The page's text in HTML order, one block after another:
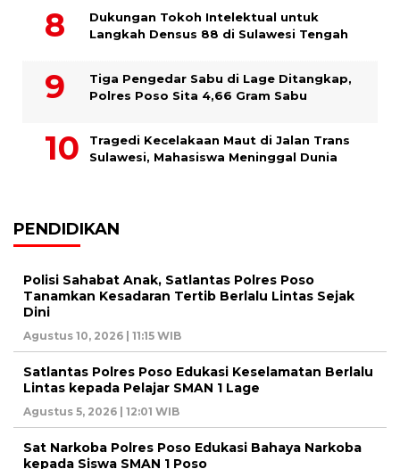
Dukungan Tokoh Intelektual untuk
Langkah Densus 88 di Sulawesi Tengah
Tiga Pengedar Sabu di Lage Ditangkap,
Polres Poso Sita 4,66 Gram Sabu
Tragedi Kecelakaan Maut di Jalan Trans
Sulawesi, Mahasiswa Meninggal Dunia
PENDIDIKAN
Polisi Sahabat Anak, Satlantas Polres Poso
Tanamkan Kesadaran Tertib Berlalu Lintas Sejak
Dini
Agustus 10, 2026 | 11:15 WIB
Satlantas Polres Poso Edukasi Keselamatan Berlalu
Lintas kepada Pelajar SMAN 1 Lage
Agustus 5, 2026 | 12:01 WIB
Sat Narkoba Polres Poso Edukasi Bahaya Narkoba
kepada Siswa SMAN 1 Poso